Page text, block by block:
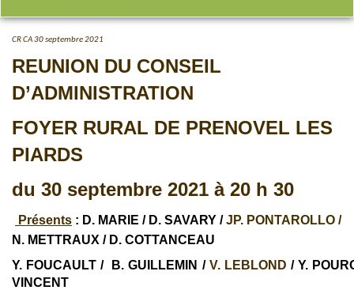
CR CA 30 septembre 2021
REUNION DU CONSEIL
D’ADMINISTRATION
FOYER RURAL DE PRENOVEL LES
PIARDS
du 30 septembre 2021 à 20 h 30
Présents : D. MARIE / D. SAVARY /JP. PONTAROLLO /
N. METTRAUX / D. COTTANCEAU
Y. FOUCAULT /
B. GUILLEMIN / V. LEBLOND / Y.
VINCENT